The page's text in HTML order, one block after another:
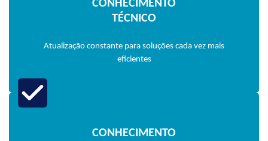
CONHECIMENTO
TÉCNICO
Atualização constante para soluções cada vez mais
eficientes
CONHECIMENTO